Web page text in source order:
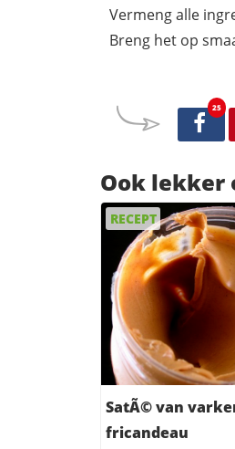
Vermeng alle
Breng het op
25
Ook lekker
RECEPT
SatÃ© van
fricandeau